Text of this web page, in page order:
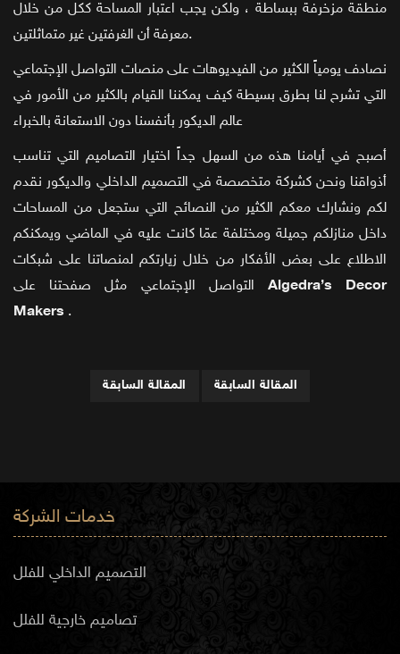
منطقة مزخرفة ببساطة ، ولكن يجب اعتبار المساحة ككل من خلال
معرفة أن الغرفتين غير متماثلتين.
نصادف يومياً الكثير من الفيديوهات على منصات التواصل الإجتماعي
التي تشرح لنا بطرق بسيطة كيف يمكننا القيام بالكثير من الأمور في
عالم الديكور بأنفسنا دون الاستعانة بالخبراء
أصبح في أيامنا هذه من السهل جداً اختيار التصاميم التي تناسب
أذواقنا ونحن كشركة متخصصة في التصميم الداخلي والديكور نقدم
لكم ونشارك معكم الكثير من النصائح التي ستجعل من المساحات
داخل منازلكم جميلة ومختلفة عمّا كانت عليه في الماضي ويمكنكم
الاطلاع على بعض الأفكار من خلال زيارتكم لمنصاتنا على شبكات
Algedra’s Decor
Makers .
المقالة السابقة المقالة السابقة
خدمات الشركة
التصميم الداخلي للفلل
تصاميم خارجية للفلل